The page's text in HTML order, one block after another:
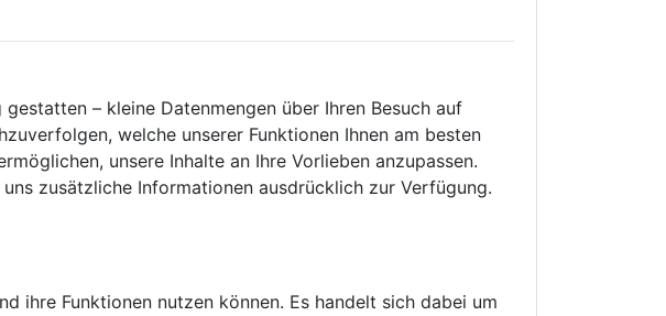
– kleine Datenmengen über Ihren Besuch auf
welche unserer Funktionen Ihnen am besten
unsere Inhalte an Ihre Vorlieben anzupassen.
zusätzliche Informationen ausdrücklich zur Verfügung.
ihre Funktionen nutzen können. Es handelt sich dabei um